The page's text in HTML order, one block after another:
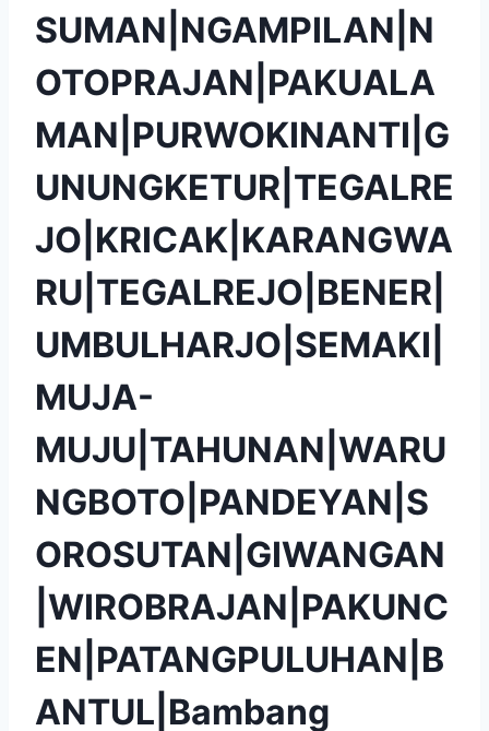
SUMAN|NGAMPILAN|N
OTOPRAJAN|PAKUALA
MAN|PURWOKINANTI|G
UNUNGKETUR|TEGALRE
JO|KRICAK|KARANGWA
RU|TEGALREJO|BENER|
UMBULHARJO|SEMAKI|
MUJA-
MUJU|TAHUNAN|WARU
NGBOTO|PANDEYAN|S
OROSUTAN|GIWANGAN
|WIROBRAJAN|PAKUNC
EN|PATANGPULUHAN|B
ANTUL|Bambang